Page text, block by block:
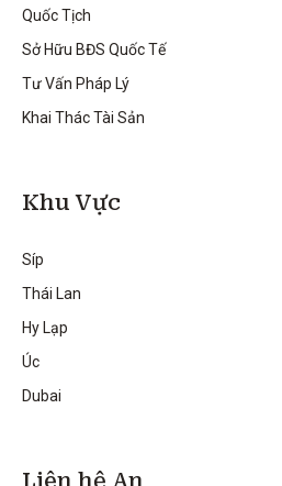
Quốc Tịch
Sở Hữu BĐS Quốc Tế
Tư Vấn Pháp Lý
Khai Thác Tài Sản
Khu Vực
Síp
Thái Lan
Hy Lạp
Úc
Dubai
Liên hệ An